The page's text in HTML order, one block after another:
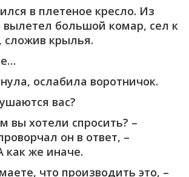
в плетеное кресло. Из
вылетел большой комар, сел к
сложив крылья.
ослабила воротничок.
вас?
вы хотели спросить? –
он в ответ, –
как же иначе.
что производить это, –